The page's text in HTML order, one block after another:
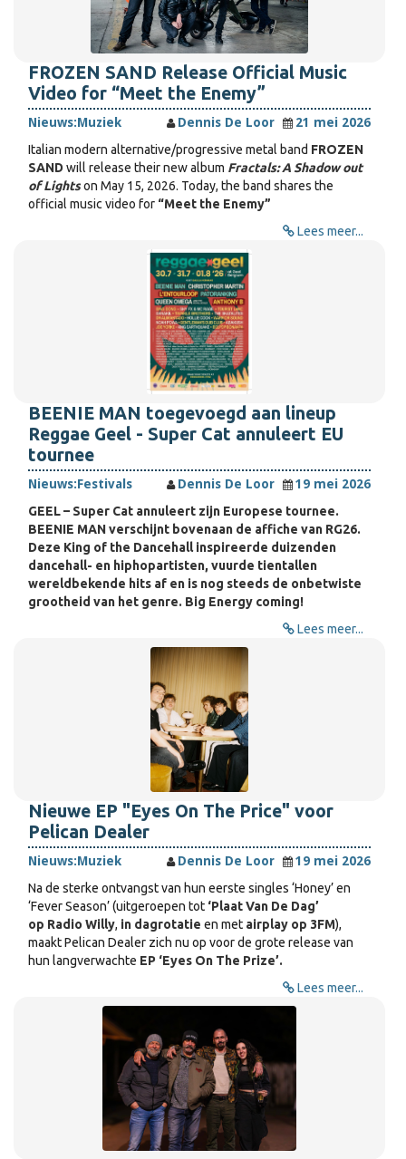
FROZEN SAND Release Official Music
Video for “Meet the Enemy”
Nieuws:Muziek Dennis De Loor
21 mei 2026
Italian modern alternative/progressive metal band FROZEN
SAND will release their new album Fractals: A Shadow out
of Lightson May 15, 2026. Today, the band shares the
official music video for “Meet the Enemy”
Lees meer...
BEENIE MAN toegevoegd aan lineup
Reggae Geel ­- Super Cat annuleert EU
tournee
Nieuws:Festivals Dennis De Loor
19 mei 2026
GEEL – Super Cat annuleert zijn Europese tournee.
BEENIE MAN verschijnt bovenaan de affiche van RG26.
Deze King of the Dancehall inspireerde duizenden
dancehall- en hiphopartisten, vuurde tientallen
wereldbekende hits af en is nog steeds de onbetwiste
grootheid van het genre. Big Energy coming!
Lees meer...
Nieuwe EP "Eyes On The Price" voor
Pelican Dealer
Nieuws:Muziek Dennis De Loor
19 mei 2026
Na de sterke ontvangst van hun eerste singles ‘Honey’ en
‘Fever Season’ (uitgeroepen tot ‘Plaat Van De Dag’
op Radio Willy, in dagrotatie en met airplay op 3FM),
maakt Pelican Dealer zich nu op voor de grote release van
hun langverwachte EP ‘Eyes On The Prize’.
Lees meer...